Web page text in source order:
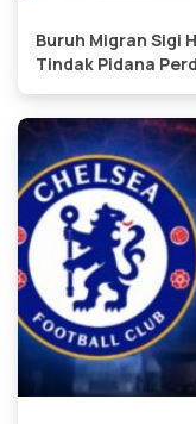
Buruh Migran Sigi
Tindak Pidana